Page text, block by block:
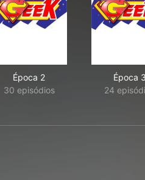
Época 2
30 episódios
Época
24